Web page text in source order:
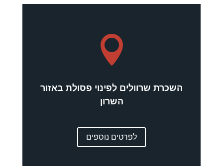

השכרת שרוולים לפינוי פסולת באזור
השרון
לפרטים נוספים